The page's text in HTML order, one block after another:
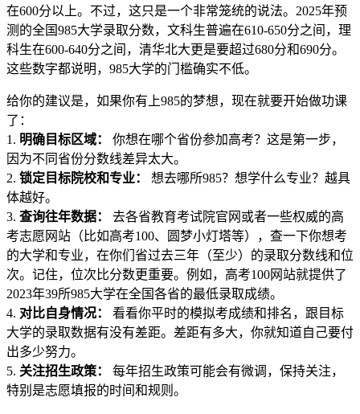
在600分以上。不过，这只是一个非常笼统的说法。2025年预
测的全国985大学录取分数，文科生普遍在610-650分之间，理
科生在600-640分之间，清华北大更是要超过680分和690分。
这些数字都说明，985大学的门槛确实不低。
给你的建议是，如果你有上985的梦想，现在就要开始做功课
了：
1. 明确目标区域：
你想在哪个省份参加高考？这是第一步，
因为不同省份分数线差异太大。
2. 锁定目标院校和专业：
想去哪所985？想学什么专业？越具
体越好。
3. 查询往年数据：
去各省教育考试院官网或者一些权威的高
考志愿网站（比如高考100、圆梦小灯塔等），查一下你想考
的大学和专业，在你们省过去三年（至少）的录取分数线和位
次。记住，位次比分数更重要。例如，高考100网站就提供了
2023年39所985大学在全国各省的最低录取成绩。
4. 对比自身情况：
看看你平时的模拟考成绩和排名，跟目标
大学的录取数据有没有差距。差距有多大，你就知道自己要付
出多少努力。
5. 关注招生政策：
每年招生政策可能会有微调，保持关注，
特别是志愿填报的时间和规则。